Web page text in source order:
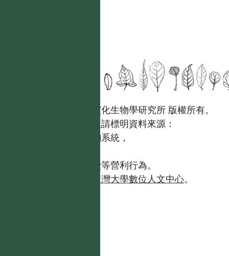
國立台灣大學生態學與演化生物學研究所 版權所有。
歡迎引用本網站資料，並請標明資料來源：
【台灣植物資訊整合查詢系統，
且不得有收取資料查詢費等營利行為。
台灣大學數位人文中心。